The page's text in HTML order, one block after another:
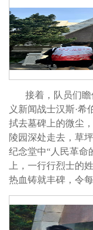
接着，队员们
义新闻战士汉斯·
拭去墓碑上的微尘
陵园深处走去，草
纪念堂中“人民革命
上，一行行烈士的
热血铸就丰碑，令